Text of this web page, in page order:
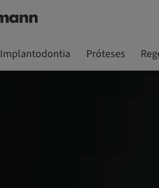
Implantodontia Próteses